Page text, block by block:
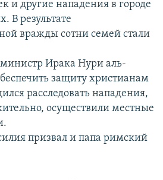
и другие нападения в городе
В результате
вражды сотни семей стали
Ирака Нури аль-
защиту христианам
расследовать нападения,
осуществили местные
призвал и папа римский